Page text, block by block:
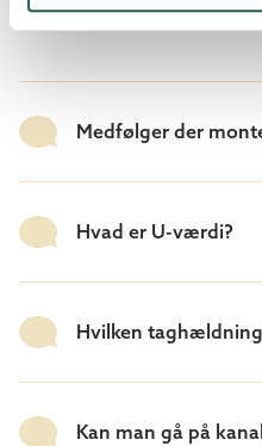
Medfølger der
Hvad er U-værdi?
Hvilken
Kan man gå på